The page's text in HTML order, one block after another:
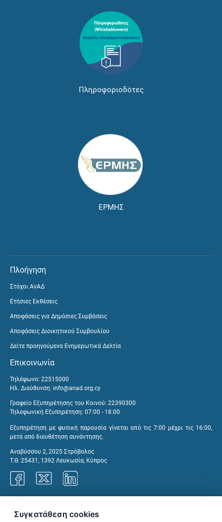
Πληροφοριοδότες
ΕΡΜΗΣ
Πλοήγηση
Στόχοι ΑνΑΔ
Ετήσιες Εκθέσεις
Αποφάσεις για Δημόσιες Συμβάσεις
Αποφάσεις Διοικητικού Συμβουλίου
Δείτε προηγούμενα Ενημερωτικά Δελτία
Επικοινωνία
Τηλέφωνο: 22515000
Ηλ. Διεύθυνση: info@anad.org.cy
Γραφείο Εξυπηρέτησης του Κοινού: 22390300
Τηλεφωνική Εξυπηρέτηση: 07:00 - 18:00
Εξυπηρέτηση με φυσική παρουσία γίνεται από τις 7:00 μέχρι τις 16:00,
μετά από διευθέτηση συνάντησης.
Αναβύσσου 2, 2025 Στρόβολος
Τ.Θ. 25431, 1392 Λευκωσία, Κύπρος
Συγκατάθεση cookies